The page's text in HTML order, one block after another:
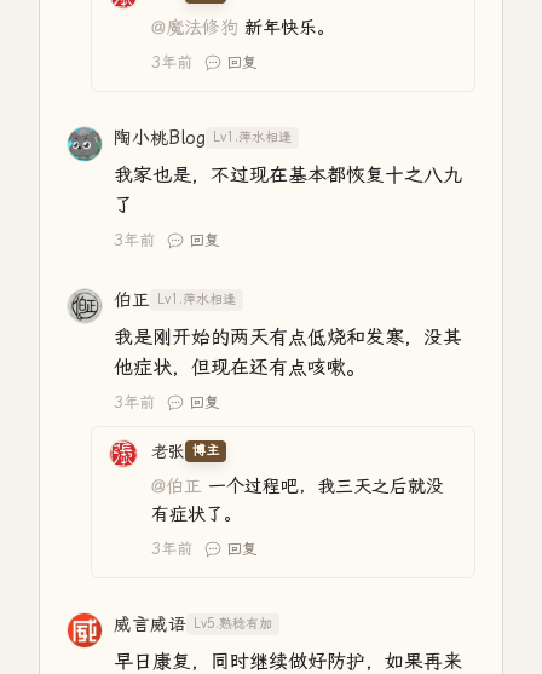
@魔法修狗 新年快乐。
3年前 回复
陶小桃Blog Lv1.萍水相逢
我家也是，不过现在基本都恢复十之八九
了
3年前 回复
伯正 Lv1.萍水相逢
我是刚开始的两天有点低烧和发寒，没其
他症状，但现在还有点咳嗽。
3年前 回复
老张 博主
@伯正 一个过程吧，我三天之后就没
有症状了。
3年前 回复
威言威语 Lv5.熟稔有加
早日康复，同时继续做好防护，如果再来